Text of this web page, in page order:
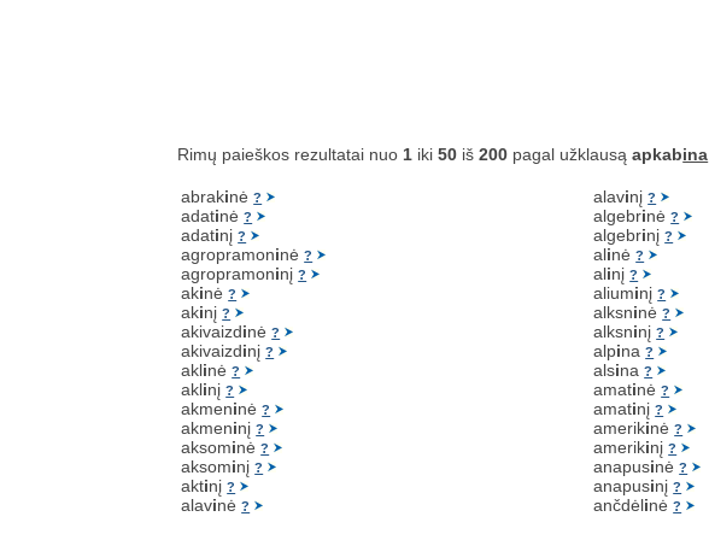
Rimų paieškos rezultatai nuo 1 iki50 iš200 pagal užklausąapkabina
abrakinė?
adatinė?
adatinį?
agropramoninė?
agropramoninį?
akinė?
akinį?
akivaizdinė?
akivaizdinį?
aklinė?
aklinį?
akmeninė?
akmeninį?
aksominė?
aksominį?
aktinį?
alavinė?
alavinį?
algebrinė?
algebrinį?
alinė?
alinį?
aliuminį?
alksninė?
alksninį?
alpina?
alsina?
amatinė?
amatinį?
amerikinė?
amerikinį?
anapusinė?
anapusinį?
ančdėlinė?